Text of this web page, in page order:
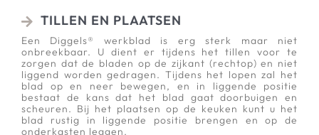
TILLEN EN PLAATSEN
Een Diggels® werkblad is erg sterk maar niet
onbreekbaar. U dient er tijdens het tillen voor te
zorgen dat de bladen op de zijkant (rechtop) en niet
liggend worden gedragen. Tijdens het lopen zal het
blad op en neer bewegen, en in liggende positie
bestaat de kans dat het blad gaat doorbuigen en
scheuren. Bij het plaatsen op de keuken kunt u het
blad rustig in liggende positie brengen en op de
onderkasten leggen.